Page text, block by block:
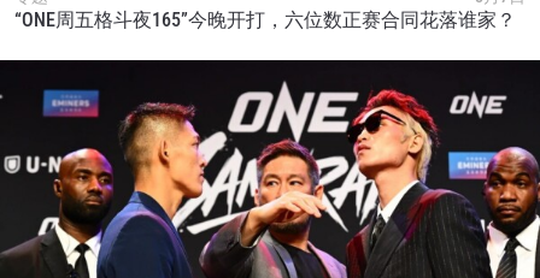
“ONE周五格斗夜165”今晚开打，六位数正赛合同花落谁家？